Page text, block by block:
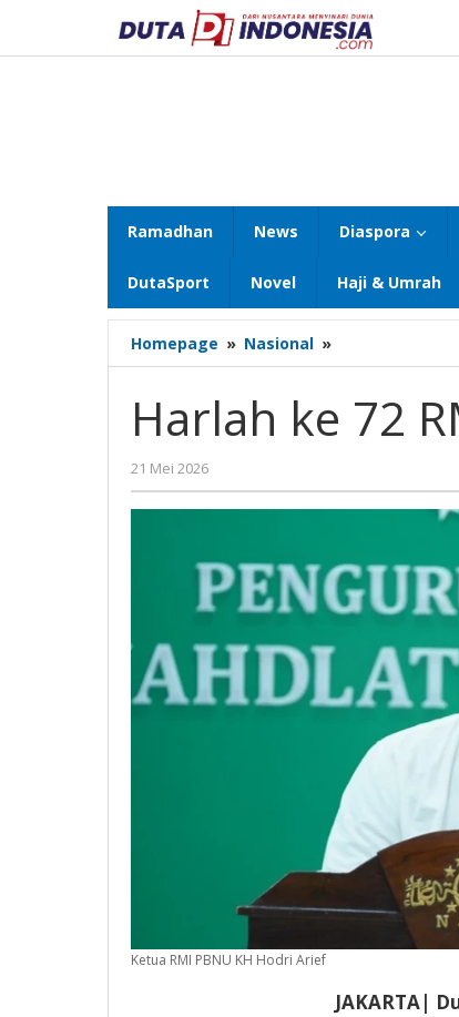
konten
Ramadhan News Diaspora
DutaSport Novel Haji & Umrah
Homepage » Nasional »
ke
RMI
NU,
Harlah ke 72
21 Mei 2026
Gatot
Susanto
Ketua RMI PBNU KH Hodri Arief
JAKARTA|